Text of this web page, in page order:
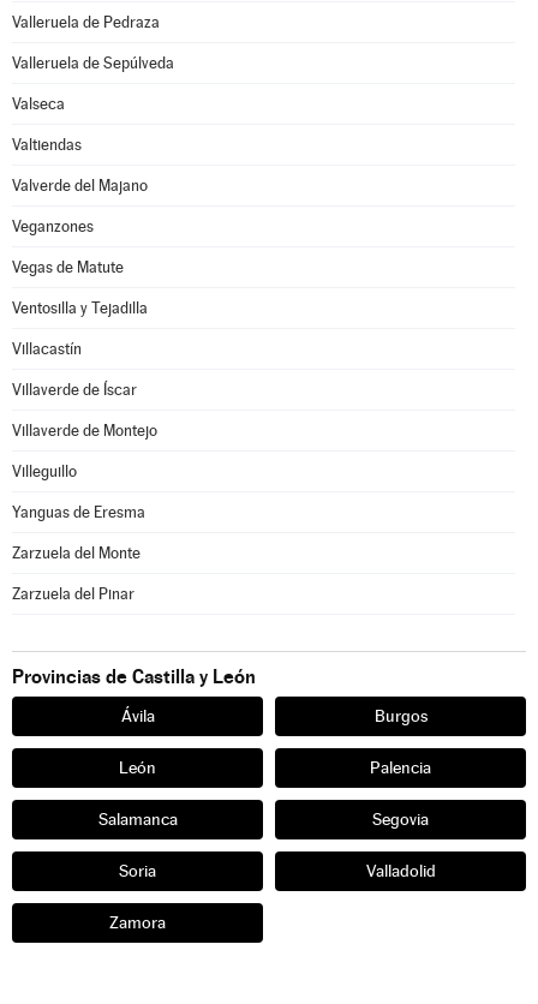
Valleruela de Pedraza
Valleruela de Sepúlveda
Valseca
Valtiendas
Valverde del Majano
Veganzones
Vegas de Matute
Ventosilla y Tejadilla
Villacastín
Villaverde de Íscar
Villaverde de Montejo
Villeguillo
Yanguas de Eresma
Zarzuela del Monte
Zarzuela del Pinar
Provincias de Castilla y León
Ávila Burgos
León Palencia
Salamanca Segovia
Soria Valladolid
Zamora